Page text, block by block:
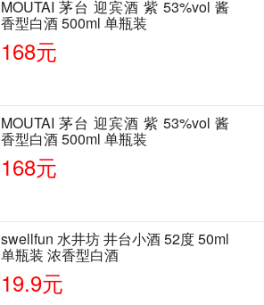
MOUTAI 茅台 迎宾酒 紫 53%vol 酱
香型白酒 500ml 单瓶装
168元
MOUTAI 茅台 迎宾酒 紫 53%vol 酱
香型白酒 500ml 单瓶装
168元
swellfun 水井坊 井台小酒 52度 50ml
单瓶装 浓香型白酒
19.9元